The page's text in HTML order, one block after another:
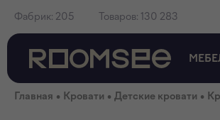
Фабрик: 205 Товаров: 130 283
Главная • Кровати • Детские кровати •